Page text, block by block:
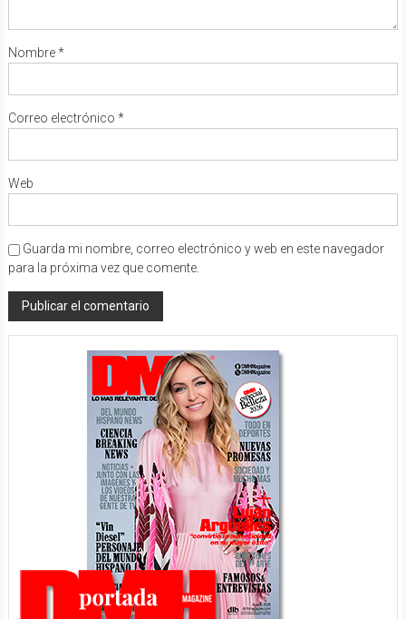
Nombre*
Correo electrónico *
Web
Guarda mi nombre, correo electrónico y web en este navegador
para la próxima vez que comente.